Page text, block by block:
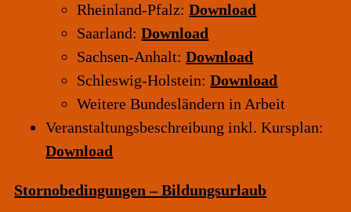
Rheinland-Pfalz:Download
Saarland:Download
Sachsen-Anhalt:Download
Schleswig-Holstein:Download
Weitere Bundesländern in Arbeit
Veranstaltungsbeschreibung inkl. Kursplan:
Download
Stornobedingungen – Bildungsurlaub